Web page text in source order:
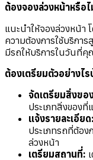
ต้องจองล่วงหน้าหรือไ
แนะนำให้จองล่วงหน้า
ความต้องการใช้บริกา
มีรถให้บริการในวันที่คุ
ต้องเตรียมตัวอย่างไ
จัดเตรียมสิ่งขอ
ประเภทสิ่งของที่
แจ้งรายละเอียด:
ประเภทรถที่ต้อง
ล่วงหน้า
เตรียมสถานที่: